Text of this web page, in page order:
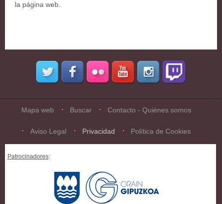
la página web.
Mapa web Buscar Contacto - Quiénes somos
Aviso Legal Privacidad Política de Cookies
Patrocinadores: